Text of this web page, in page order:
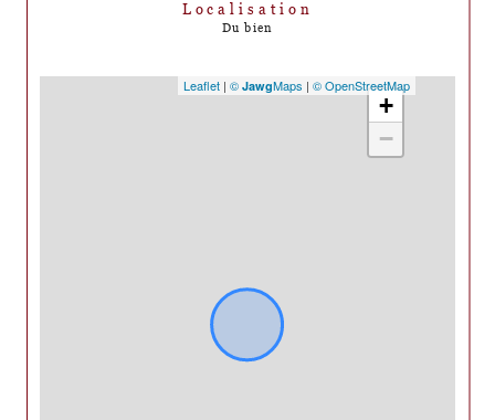
Localisation
Du bien
+
−
Leaflet | © JawgMaps | © OpenStreetMap